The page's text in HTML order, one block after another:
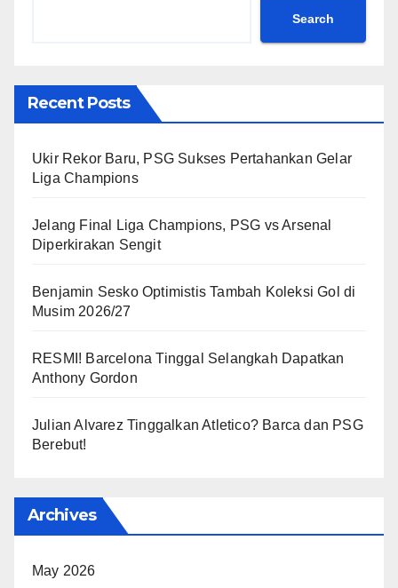
Search
Recent Posts
Ukir Rekor Baru, PSG Sukses Pertahankan Gelar
Liga Champions
Jelang Final Liga Champions, PSG vs Arsenal
Diperkirakan Sengit
Benjamin Sesko Optimistis Tambah Koleksi Gol di
Musim 2026/27
RESMI! Barcelona Tinggal Selangkah Dapatkan
Anthony Gordon
Julian Alvarez Tinggalkan Atletico? Barca dan PSG
Berebut!
Archives
May 2026